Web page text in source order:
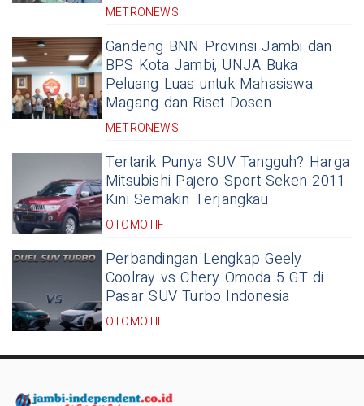
METRONEWS
Gandeng BNN Provinsi Jambi dan
BPS Kota Jambi, UNJA Buka
Peluang Luas untuk Mahasiswa
Magang dan Riset Dosen
METRONEWS
Tertarik Punya SUV Tangguh? Harga
Mitsubishi Pajero Sport Seken 2011
Kini Semakin Terjangkau
OTOMOTIF
Perbandingan Lengkap Geely
Coolray vs Chery Omoda 5 GT di
Pasar SUV Turbo Indonesia
OTOMOTIF